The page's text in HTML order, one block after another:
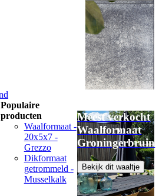
Populaire
producten
Waalformaat -
20x5x7 -
Grezzo
Dikformaat
getrommeld -
Musselkalk
Meest verkocht
Waalformaat
Groningerbruin
Bekijk dit waaltje